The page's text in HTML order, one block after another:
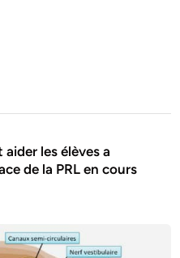
les élèves a
de la PRL en cours